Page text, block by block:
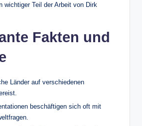
wichtiger Teil der Arbeit von Dirk
Fakten und
Länder auf verschiedenen
beschäftigen sich oft mit